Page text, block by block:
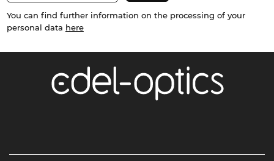
You can find further information on the processing of your
personal data here